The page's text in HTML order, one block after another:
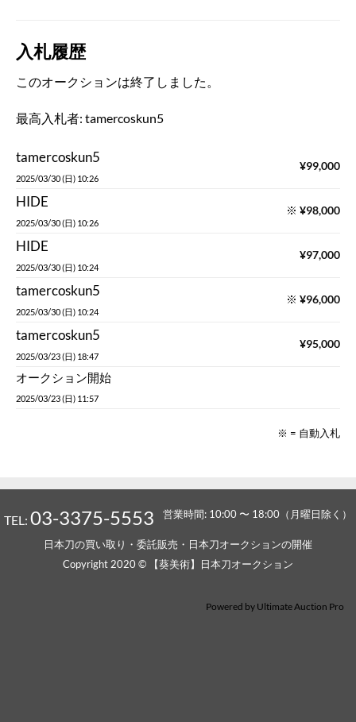
入札履歴
このオークションは終了しました。
最高入札者: tamercoskun5
tamercoskun5
2025/03/30 (日) 10:26
¥99,000
HIDE
2025/03/30 (日) 10:26
※ ¥98,000
HIDE
2025/03/30 (日) 10:24
¥97,000
tamercoskun5
2025/03/30 (日) 10:24
※ ¥96,000
tamercoskun5
2025/03/23 (日) 18:47
¥95,000
オークション開始
2025/03/23 (日) 11:57
※ = 自動入札
TEL:03-3375-5553 営業時間: 10:00 〜 18:00（月曜日除く）
日本刀の買い取り・委託販売・日本刀オークションの開催
Copyright 2020 © 【葵美術】日本刀オークション
Powered by Ultimate Auction Pro